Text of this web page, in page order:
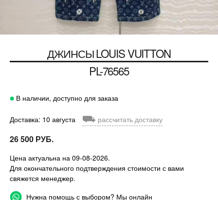
ДЖИНСЫLOUIS VUITTON
PL-76565
В наличии, доступно для заказа
Доставка: 10 августа ⛟ рассчитать доставку
26 500 РУБ.
Цена актуальна на 09-08-2026.
Для окончательного подтверждения стоимости с вами
свяжется менеджер.
Нужна помощь с выбором? Мы онлайн